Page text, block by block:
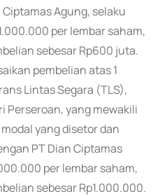
Agung, selaku
per lembar saham,
sebesar Rp600 juta.
pembelian atas 1
Lintas Segara (TLS),
Perseroan, yang mewakili
yang disetor dan
PT Dian Ciptamas
per lembar saham,
sebesar Rp1.000.000.